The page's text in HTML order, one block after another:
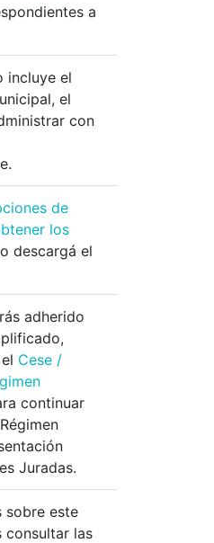
a
incluye el
el
con
de
los
o descargá el
adherido
Cese /
continuar
Juradas.
sobre este
consultar las